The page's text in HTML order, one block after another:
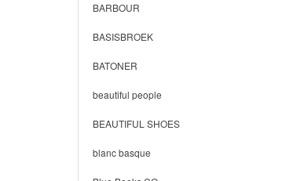
BARBOUR
BASISBROEK
BATONER
beautiful people
BEAUTIFUL SHOES
blanc basque